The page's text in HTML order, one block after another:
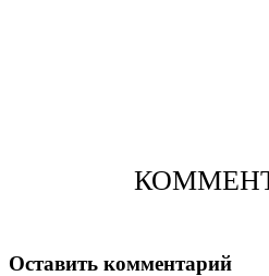
Оставить комментарий